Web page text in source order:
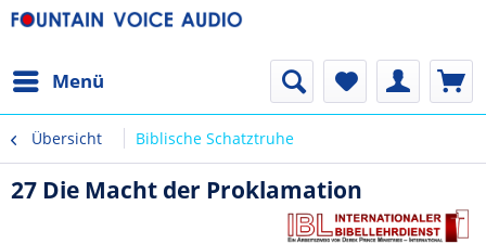
Menü
Übersicht Biblische Schatztruhe
27 Die Macht der Proklamation